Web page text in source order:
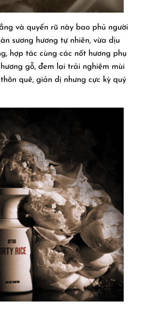
và quyến rũ này bao phủ người
sương hương tự nhiên, vừa dịu
hợp tác cùng các nốt hương phụ
gỗ, đem lại trải nghiệm mùi
quê, giản dị nhưng cực kỳ quý